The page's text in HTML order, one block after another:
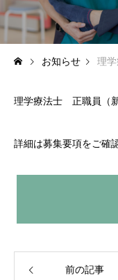
HOME
お知らせ 理学
理学療法士 正職員（
詳細は募集要項をご確
前の記事